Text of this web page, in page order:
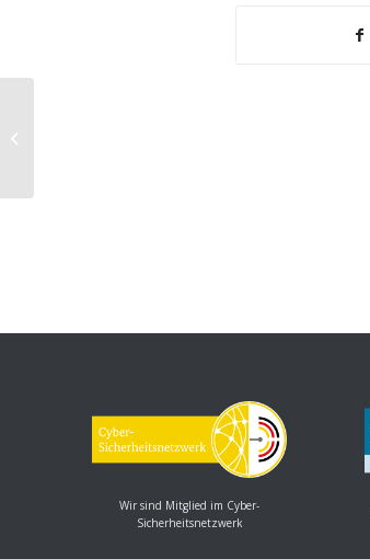
Wir sind Mitglied im Cyber-
Sicherheitsnetzwerk